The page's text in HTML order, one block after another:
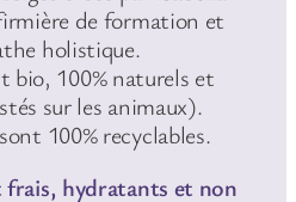
de formation et
holistique.
bio, 100% naturels et
sur les animaux).
100% recyclables.
frais, hydratants et non